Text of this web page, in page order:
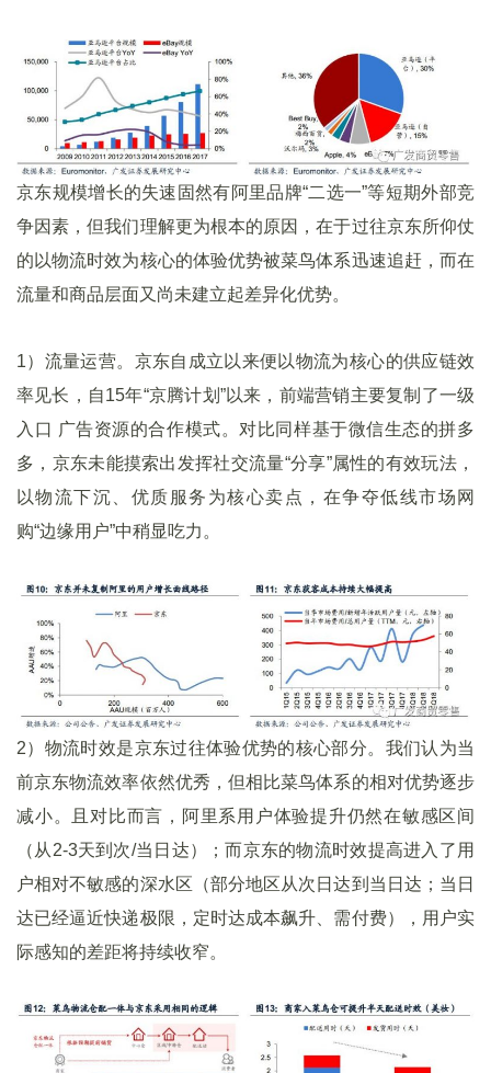
京东规模增长的失速固然有阿里品牌“二选一”等短期外部竞
争因素，但我们理解更为根本的原因，在于过往京东所仰仗
的以物流时效为核心的体验优势被菜鸟体系迅速追赶，而在
流量和商品层面又尚未建立起差异化优势。
1）流量运营。京东自成立以来便以物流为核心的供应链效
率见长，自15年“京腾计划”以来，前端营销主要复制了一级
入口 广告资源的合作模式。对比同样基于微信生态的拼多
多，京东未能摸索出发挥社交流量“分享”属性的有效玩法，
以物流下沉、优质服务为核心卖点，在争夺低线市场网
购“边缘用户”中稍显吃力。
2）物流时效是京东过往体验优势的核心部分。我们认为当
前京东物流效率依然优秀，但相比菜鸟体系的相对优势逐步
减小。且对比而言，阿里系用户体验提升仍然在敏感区间
（从2-3天到次/当日达）；而京东的物流时效提高进入了用
户相对不敏感的深水区（部分地区从次日达到当日达；当日
达已经逼近快递极限，定时达成本飙升、需付费），用户实
际感知的差距将持续收窄。